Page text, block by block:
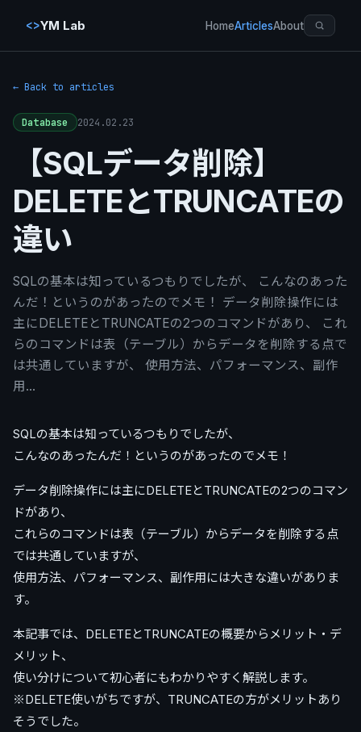
<>YM Lab HomeArticlesAbout
← Back to articles
Database 2024.02.23
【SQLデータ削除】
DELETEとTRUNCATEの
違い
SQLの基本は知っているつもりでしたが、 こんなのあった
んだ！というのがあったのでメモ！ データ削除操作には
主にDELETEとTRUNCATEの2つのコマンドがあり、 これ
らのコマンドは表（テーブル）からデータを削除する点で
は共通していますが、 使用方法、パフォーマンス、副作
用…
SQLの基本は知っているつもりでしたが、
こんなのあったんだ！というのがあったのでメモ！
データ削除操作には主にDELETEとTRUNCATEの2つのコマン
ドがあり、
これらのコマンドは表（テーブル）からデータを削除する点
では共通していますが、
使用方法、パフォーマンス、副作用には大きな違いがありま
す。
本記事では、DELETEとTRUNCATEの概要からメリット・デ
メリット、
使い分けについて初心者にもわかりやすく解説します。
※DELETE使いがちですが、TRUNCATEの方がメリットあり
そうでした。